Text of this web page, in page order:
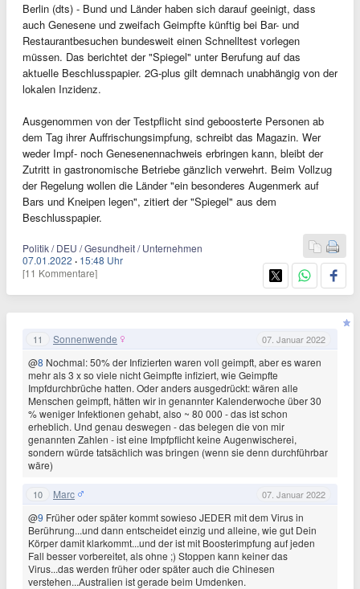
Berlin (dts) - Bund und Länder haben sich darauf geeinigt, dass
auch Genesene und zweifach Geimpfte künftig bei Bar- und
Restaurantbesuchen bundesweit einen Schnelltest vorlegen
müssen. Das berichtet der "Spiegel" unter Berufung auf das
aktuelle Beschlusspapier. 2G-plus gilt demnach unabhängig von der
lokalen Inzidenz.
Ausgenommen von der Testpflicht sind geboosterte Personen ab
dem Tag ihrer Auffrischungsimpfung, schreibt das Magazin. Wer
weder Impf- noch Genesenennachweis erbringen kann, bleibt der
Zutritt in gastronomische Betriebe gänzlich verwehrt. Beim Vollzug
der Regelung wollen die Länder "ein besonderes Augenmerk auf
Bars und Kneipen legen", zitiert der "Spiegel" aus dem
Beschlusspapier.
Politik / DEU / Gesundheit / Unternehmen
07.01.2022 · 15:48 Uhr
[11 Kommentare]
11 Sonnenwende 07. Januar 2022
@8 Nochmal: 50% der Infizierten waren voll geimpft, aber es waren
mehr als 3 x so viele nicht Geimpfte infiziert, wie Geimpfte
Impfdurchbrüche hatten. Oder anders ausgedrückt: wären alle
Menschen geimpft, hätten wir in genannter Kalenderwoche über 30
% weniger Infektionen gehabt, also ~ 80 000 - das ist schon
erheblich. Und genau deswegen - das belegen die von mir
genannten Zahlen - ist eine Impfpflicht keine Augenwischerei,
sondern würde tatsächlich was bringen (wenn sie denn durchführbar
wäre)
10 Marc 07. Januar 2022
@9 Früher oder später kommt sowieso JEDER mit dem Virus in
Berührung...und dann entscheidet einzig und alleine, wie gut Dein
Körper damit klarkommt...und der ist mit Boosterimpfung auf jeden
Fall besser vorbereitet, als ohne ;) Stoppen kann keiner das
Virus...das werden früher oder später auch die Chinesen
verstehen...Australien ist gerade beim Umdenken.